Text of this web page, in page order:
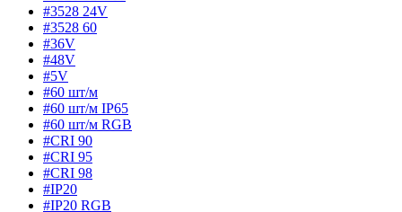
#3528 24V
#3528 60
#36V
#48V
#5V
#60 шт/м
#60 шт/м IP65
#60 шт/м RGB
#CRI 90
#CRI 95
#CRI 98
#IP20
#IP20 RGB